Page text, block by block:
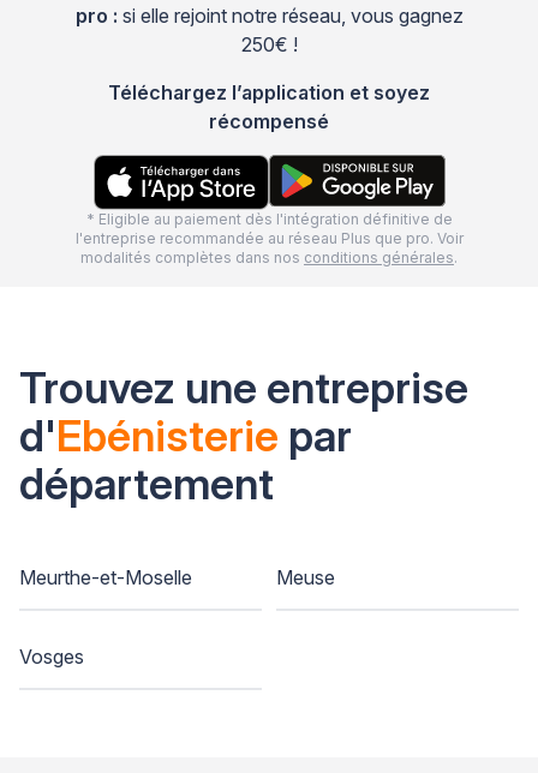
pro : si elle rejoint notre réseau, vous gagnez
250€ !
Téléchargez l’application et soyez
récompensé
* Eligible au paiement dès l'intégration définitive de
l'entreprise recommandée au réseau Plus que pro. Voir
modalités complètes dans nos conditions générales.
Trouvez une entreprise
d'Ebénisterie par
département
Meurthe-et-Moselle Meuse
Vosges